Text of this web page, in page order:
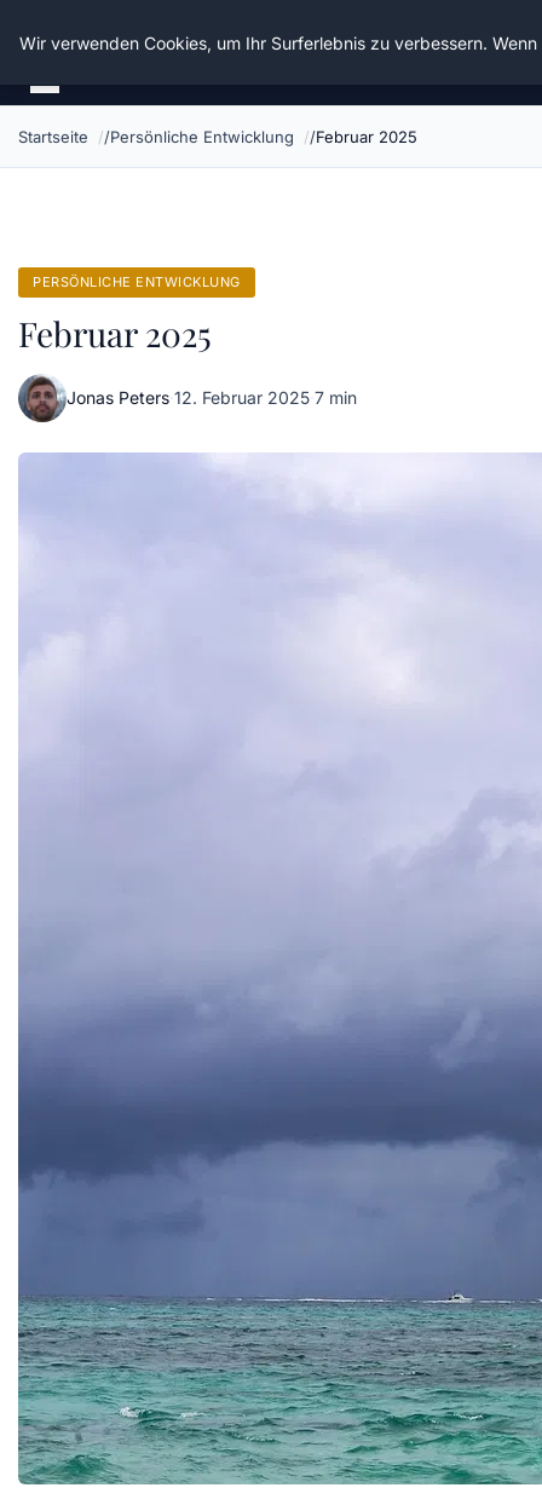
Die Schnitter
Startseite Persönliche Entwicklung Februar 2025
PERSÖNLICHE ENTWICKLUNG
Februar 2025
Jonas Peters·12. Februar 2025·7 min
Wir verwenden Cookies, um Ihr Surferlebnis zu verbessern.